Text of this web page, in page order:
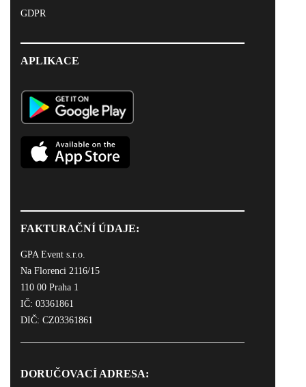
GDPR
APLIKACE
FAKTURAČNÍ ÚDAJE:
GPA Event s.r.o.
Na Florenci 2116/15
110 00 Praha 1
IČ: 03361861
DIČ: CZ03361861
DORUČOVACÍ ADRESA: